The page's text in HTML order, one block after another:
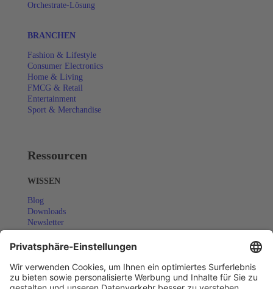
Orchestrate-Lösung
BRANCHEN
Fashion & Lifestyle
Consumer Electronics
Home & Living
FMCG & Retail
Entertainment
Sport & Merchandise
Ressourcen
WISSEN
Blog
Downloads
Newsletter
COMMUNITY
Eventkalender
Webinare